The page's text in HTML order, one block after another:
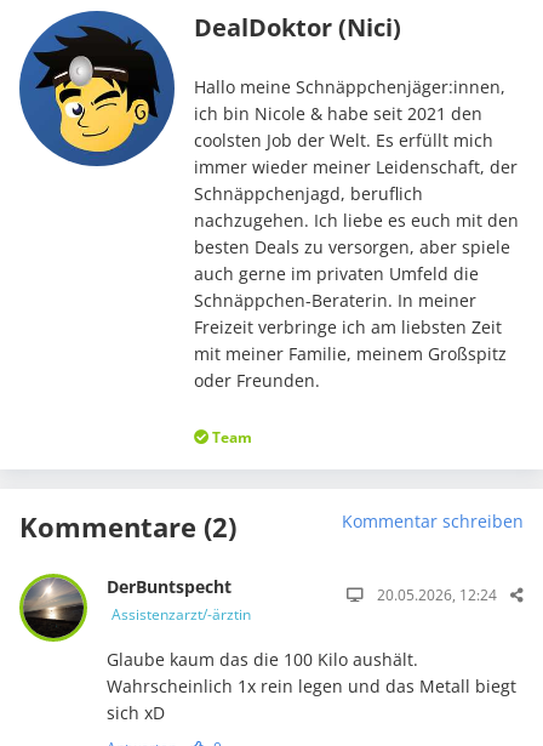
DealDoktor (Nici)
Hallo meine Schnäppchenjäger:innen,
ich bin Nicole & habe seit 2021 den
coolsten Job der Welt. Es erfüllt mich
immer wieder meiner Leidenschaft, der
Schnäppchenjagd, beruflich
nachzugehen. Ich liebe es euch mit den
besten Deals zu versorgen, aber spiele
auch gerne im privaten Umfeld die
Schnäppchen-Beraterin. In meiner
Freizeit verbringe ich am liebsten Zeit
mit meiner Familie, meinem Großspitz
oder Freunden.
Team
Kommentare (2) Kommentar schreiben
DerBuntspecht
Assistenzarzt/-ärztin
20.05.2026, 12:24
Glaube kaum das die 100 Kilo aushält.
Wahrscheinlich 1x rein legen und das Metall biegt
sich xD